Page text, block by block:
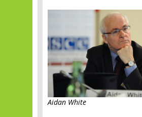
Aidan White